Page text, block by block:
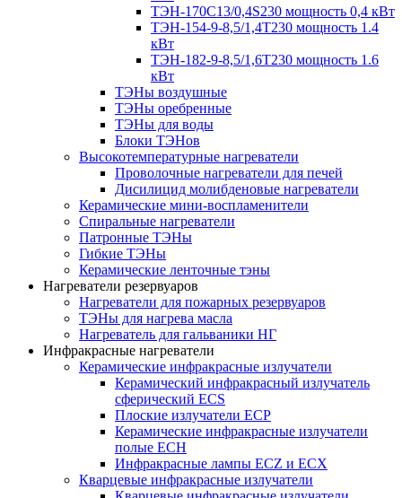
ТЭН-170C13/0,4S230 мощность 0,4 кВт
ТЭН-154-9-8,5/1,4Т230 мощность 1.4
кВт
ТЭН-182-9-8,5/1,6Т230 мощность 1.6
кВт
ТЭНы воздушные
ТЭНы оребренные
ТЭНы для воды
Блоки ТЭНов
Высокотемпературные нагреватели
Проволочные нагреватели для печей
Дисилицид молибденовые нагреватели
Керамические мини-воспламенители
Спиральные нагреватели
Патронные ТЭНы
Гибкие ТЭНы
Керамические ленточные тэны
Нагреватели резервуаров
Нагреватели для пожарных резервуаров
ТЭНы для нагрева масла
Нагреватель для гальваники НГ
Инфракрасные нагреватели
Керамические инфракрасные излучатели
Керамический инфракрасный излучатель
сферический ECS
Плоские излучатели ECP
Керамические инфракрасные излучатели
полые ECH
Инфракрасные лампы ECZ и ECX
Кварцевые инфракрасные излучатели